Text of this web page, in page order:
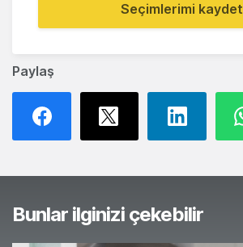
Paylaş
Seçimlerimi kaydet
Bunlar ilginizi çekebilir